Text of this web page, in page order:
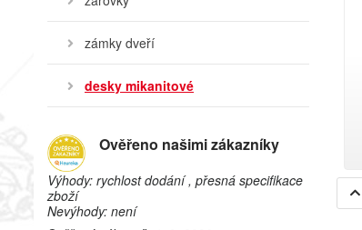
zámky dveří
desky mikanitové
Ověřeno našimi zákazníky
Výhody: rychlost dodání , přesná specifikace
zboží
Nevýhody: není